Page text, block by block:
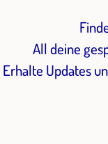
All deine
Erhalte Updates